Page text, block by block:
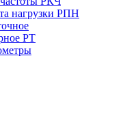
нагрузки РПН
РТ